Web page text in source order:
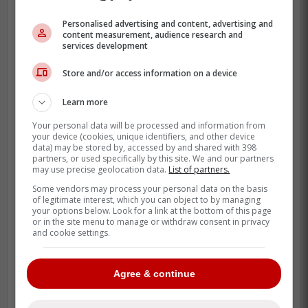
Clairement, la fatigue devient un enjeu
avec lequel St-Louis doit composer depuis
le début de la série.
Contrairement aux Hurricanes, qui ont
bénéficié de longs congés entre leurs deux
premières séries, dont une pause de 12
jours avant d'affronter le Canadien, c'est
tout le contraire pour Montréal.
Toutefois, les congés accordés par St-
Louis viennent avec un revers : l'équipe n'a
Personalised advertising and content, advertising and
content measurement, audience research and
services development
Store and/or access information on a device
Learn more
Your personal data will be processed and information from
your device (cookies, unique identifiers, and other device
data) may be stored by, accessed by and shared with 398
partners, or used specifically by this site. We and our partners
may use precise geolocation data. List of partners.
Some vendors may process your personal data on the basis
of legitimate interest, which you can object to by managing
your options below. Look for a link at the bottom of this page
or in the site menu to manage or withdraw consent in privacy
and cookie settings.
Agree & continue